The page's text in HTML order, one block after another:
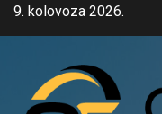
Skip9. kolovoza 2026.